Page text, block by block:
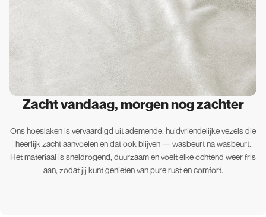
Zacht vandaag, morgen nog zachter
Ons hoeslaken is vervaardigd uit ademende, huidvriendelijke vezels die
heerlijk zacht aanvoelen en dat ook blijven — wasbeurt na wasbeurt.
Het materiaal is sneldrogend, duurzaam en voelt elke ochtend weer fris
aan, zodat jij kunt genieten van pure rust en comfort.